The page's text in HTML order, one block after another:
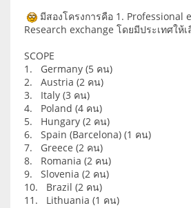
มีสองโครงการคือ 1. Professional
Research exchange โดยมีประเทศให้
SCOPE
1. Germany (5 คน)
2. Austria (2 คน)
3. Italy (3 คน)
4. Poland (4 คน)
5. Hungary (2 คน)
6. Spain (Barcelona) (1 คน)
7. Greece (2 คน)
8. Romania (2 คน)
9. Slovenia (2 คน)
10. Brazil (2 คน)
11. Lithuania (1 คน)